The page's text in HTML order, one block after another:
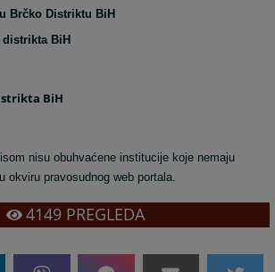
Brčko Distriktu BiH
BiH
BiH
nisu obuhvaćene institucije koje nemaju
okviru pravosudnog web portala.
4149PREGLEDA